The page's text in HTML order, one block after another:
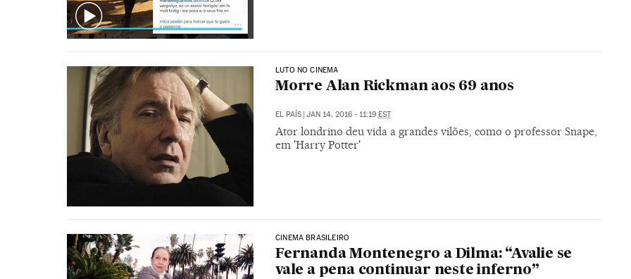
LUTO NO CINEMA
Morre Alan Rickman aos 69 anos
EL PAÍS | JAN 14, 2016 - 11:19 EST
Ator londrino deu vida a grandes vilões, como o professor Snape,
em 'Harry Potter'
CINEMA BRASILEIRO
Fernanda Montenegro a Dilma: “Avalie se
vale a pena continuar neste inferno”